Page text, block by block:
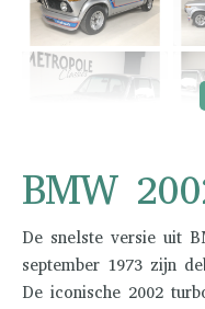
BMW
De snelste versie uit
september 1973 zijn
De iconische 2002